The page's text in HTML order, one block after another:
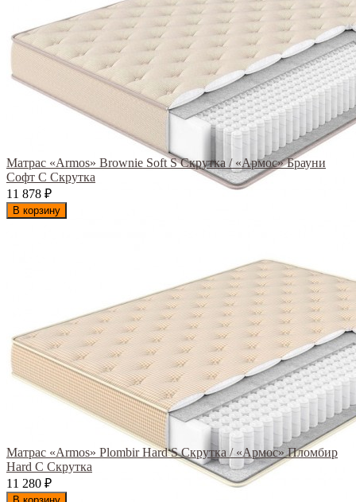
Матрас «Armos» Brownie Soft S Скрутка / «Армос» Брауни
Софт С Скрутка
11 878 ₽
В корзину
Матрас «Armos» Plombir Hard S Скрутка / «Армос» Пломбир
Hard С Скрутка
11 280 ₽